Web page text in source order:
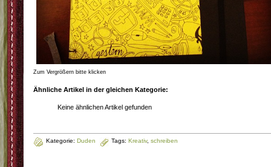
Zum Vergrößern bitte klicken
Ähnliche Artikel in der gleichen Kategorie:
Keine ähnlichen Artikel gefunden
Kategorie: Duden Tags: Kreativ, schreiben